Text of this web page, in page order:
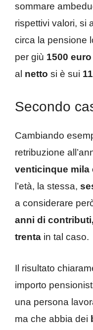
sommare
rispettivi valori, si
circa la pensione
per giù 1500
al netto si è sui
Secondo
Cambiando
retribuzione
venticinque mila
l’età, la stessa,
a considerare
anni di contributi,
trenta in tal caso.
Il risultato
importo
una persona
ma che abbia dei